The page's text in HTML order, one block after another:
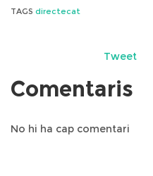
TAGS directecat
Tweet
Comentaris
No hi ha cap comentari